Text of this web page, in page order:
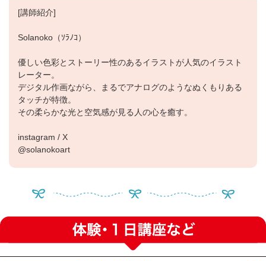
●講師の急病・事故、天災地変のため、やむを得ずレッ
スンを中止する場合は、日程を振り替えレッスンを行い
ます。
たします
こちらもご覧ください
オンライン講座について①〜事前準備に関するご案内〜
オンライン講座について②〜受講に関する注意事項〜
[講師紹介]
Solanoko（ｿﾗﾉｺ）
優しい色彩とストーリー性のあるイラストが人気のイラスト
レーター。
デジタル作画ながら、まるでアナログのようなぬくもりある
タッチが特徴。
その柔らかな光と空気感が見る人の心を癒す。
instagram / X
@solanokoart